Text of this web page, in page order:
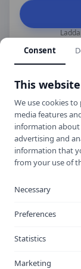
Consent
This
We use cookies
media features
information about
advertising and
information that
from your use of
Necessary
Preferences
Statistics
Marketing